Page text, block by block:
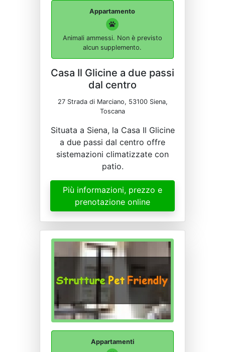
Appartamento
Animali ammessi. Non è previsto
alcun supplemento.
Casa Il Glicine a due passi
dal centro
27 Strada di Marciano, 53100 Siena,
Toscana
Situata a Siena, la Casa Il Glicine
a due passi dal centro offre
sistemazioni climatizzate con
patio.
Più informazioni, prezzo e
prenotazione online
Appartamenti